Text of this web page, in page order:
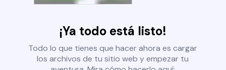
¡Ya todo está listo!
Todo lo que tienes que hacer ahora es cargar
los archivos de tu sitio web y empezar tu